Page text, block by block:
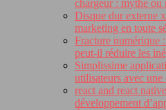
chargeur : mythe ou
Disque dur externe
marketing en toute
Fracture numérique
peut-il réduire les
Simplissime
utilisateurs avec
react and react
développement